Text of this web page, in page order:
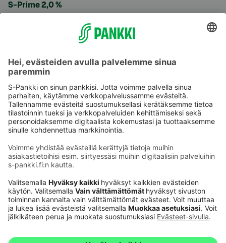
S-Prime 2,0 %
Käyttöehdot
Saavutettavuusseloste
Evästeet
Verkkopalvelujen käytön edellytykset